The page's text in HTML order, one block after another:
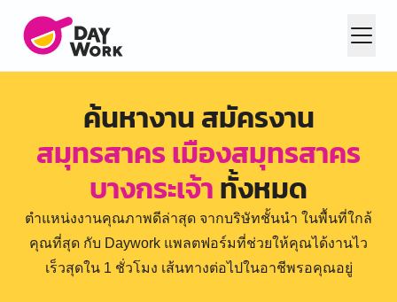
ค้นหางาน สมัครงาน
สมุทรสาคร เมืองสมุทรสาคร
บางกระเจ้าทั้งหมด
ตำแหน่งงานคุณภาพดีล่าสุด จากบริษัทชั้นนำ ในพื้นที่ใกล้
คุณที่สุด กับ Daywork แพลตฟอร์มที่ช่วยให้คุณได้งานไว
เร็วสุดใน 1 ชั่วโมง เส้นทางต่อไปในอาชีพรอคุณอยู่